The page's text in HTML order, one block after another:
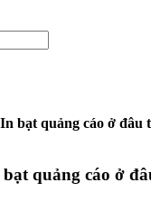
bạt quảng cáo ở đâu
quảng cáo ở